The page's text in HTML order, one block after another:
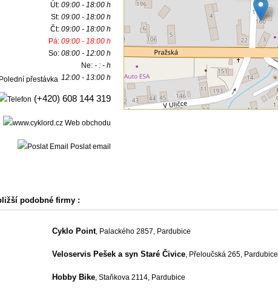
Út: 09:00 - 18:00 h
St: 09:00 - 18:00 h
Čt: 09:00 - 18:00 h
Pá: 09:00 - 18:00 h
So: 08:00 - 12:00 h
Ne: - : - h
12:00 - 13:00 h
(+420) 608 144 319
Web obchodu
Poslat email
podobné firmy :
Cyklo Point, Palackého 2857, Pardubice
Veloservis Pešek a syn Staré Čivice, Přeloučská 265, Pardubice
Hobby Bike, Staňkova 2114, Pardubice